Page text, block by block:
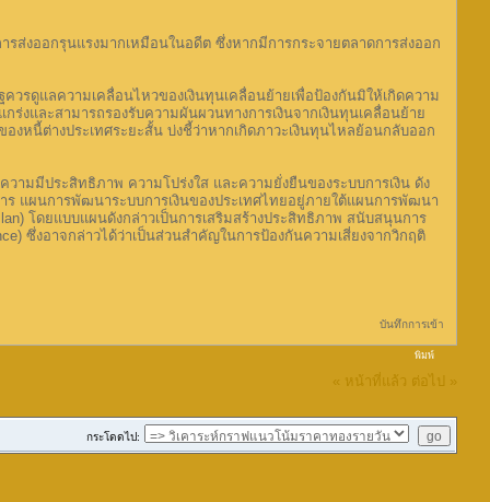
ส่งออกรุนแรงมากเหมือนในอดีต ซึ่งหากมีการกระจายตลาดการส่งออก
รดูแลความเคลื่อนไหวของเงินทุนเคลื่อนย้ายเพื่อป้องกันมิให้เกิดความ
งและสามารถรองรับความผันผวนทางการเงินจากเงินทุนเคลื่อนย้าย
งหนี้ต่างประเทศระยะสั้น บ่งชี้ว่าหากเกิดภาวะเงินทุนไหลย้อนกลับออก
ามมีประสิทธิภาพ ความโปร่งใส และความยั่งยืนของระบบการเงิน ดัง
แผนการพัฒนาระบบการเงินของประเทศไทยอยู่ภายใต้แผนการพัฒนา
โดยแบบแผนดังกล่าวเป็นการเสริมสร้างประสิทธิภาพ สนับสนุนการ
ซึ่งอาจกล่าวได้ว่าเป็นส่วนสำคัญในการป้องกันความเสี่ยงจากวิกฤติ
บันทึกการเข้า
พิมพ์
« หน้าที่แล้ว ต่อไป »
กระโดดไป: